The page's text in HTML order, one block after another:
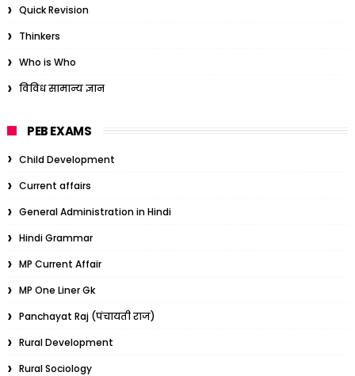
Quick Revision
Thinkers
Who is Who
विविध सामान्य ज्ञान
PEB EXAMS
Child Development
Current affairs
General Administration in Hindi
Hindi Grammar
MP Current Affair
MP One Liner Gk
Panchayat Raj (पंचायती राज)
Rural Development
Rural Sociology